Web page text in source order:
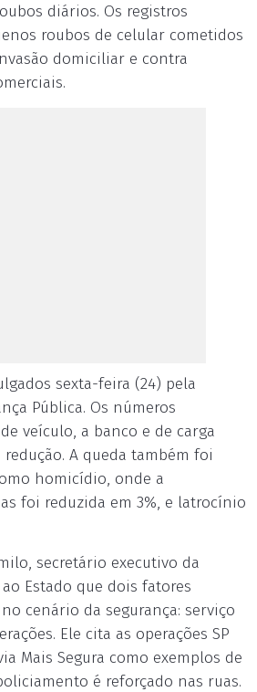
diários. Os registros
roubos de celular cometidos
domiciliar e contra
sexta-feira (24) pela
Pública. Os números
veículo, a banco e de carga
A queda também foi
homicídio, onde a
foi reduzida em 3%, e latrocínio
secretário executivo da
Estado que dois fatores
cenário da segurança: serviço
Ele cita as operações SP
Mais Segura como exemplos de
é reforçado nas ruas.